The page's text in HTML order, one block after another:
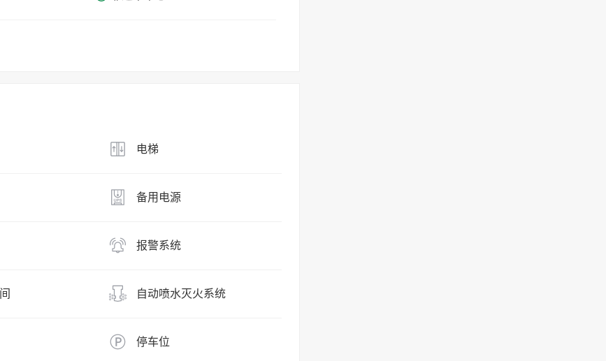
电梯
备用电源
报警系统
自动喷水灭火系统
停车位